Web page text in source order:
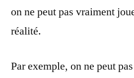
on ne peut pas vraiment
réalité.
Par exemple, on ne peut